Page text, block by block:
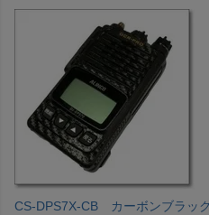
CS-DPS7X-CB カーボンブラッ